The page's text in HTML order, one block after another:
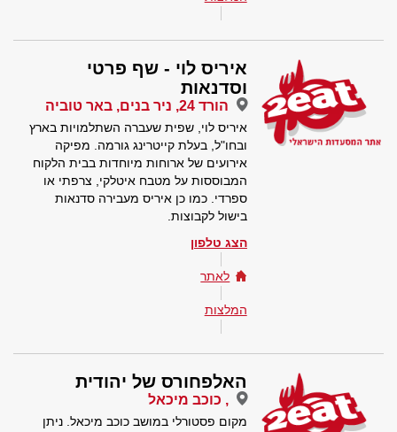
איריס לוי - שף פרטי
וסדנאות
הורד 24, ניר בנים, באר טוביה
איריס לוי, שפית שעברה השתלמויות בארץ
ובחו"ל, בעלת קייטרינג גורמה. מפיקה
אירועים של ארוחות מיוחדות בבית הלקוח
המבוססות על מטבח איטלקי, צרפתי או
ספרדי. כמו כן איריס מעבירה סדנאות
בישול לקבוצות.
הצג טלפון
לאתר
המלצות
האלפחורס של יהודית
, כוכב מיכאל
מקום פסטורלי במושב כוכב מיכאל. ניתן